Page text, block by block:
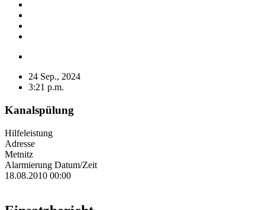
24 Sep., 2024
3:21 p.m.
Kanalspülung
Hilfeleistung
Adresse
Metnitz
Alarmierung Datum/Zeit
18.08.2010 00:00